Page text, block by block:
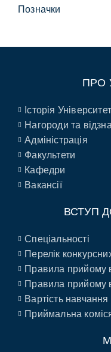
Позначки
ПРО
Історія
Нагороди та
Адміністрація
Факультети
Кафедри
Вакансії
ВСТУП
Спеціальності
Перелік
Правила прийому
Правила прийому
Вартість навчання
Приймальна